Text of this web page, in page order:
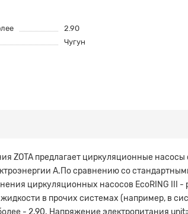
2.90
Чугун
ZOTA предлагает циркуляционные насосы
А.По сравнению со
циркуляционных насосов EcoRING III
в прочих системах (например, в
- 2.90. Напряжение электропитания